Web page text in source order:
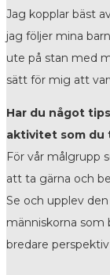
Jag kopplar bäst
jag följer mina
ute på stan med
sätt för mig att
Har du något
aktivitet som du
För vår målgrupp
att ta gärna och
Se och upplev
människorna
bredare